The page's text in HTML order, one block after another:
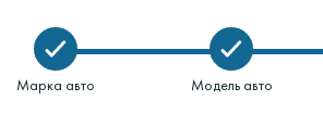
Марка авто Модель авто